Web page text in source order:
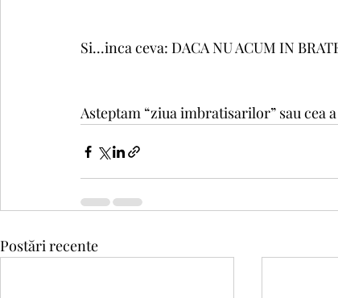
Si...inca ceva: DACA NU ACUM IN
Asteptam “ziua imbratisarilor” sau cea
Postări recente